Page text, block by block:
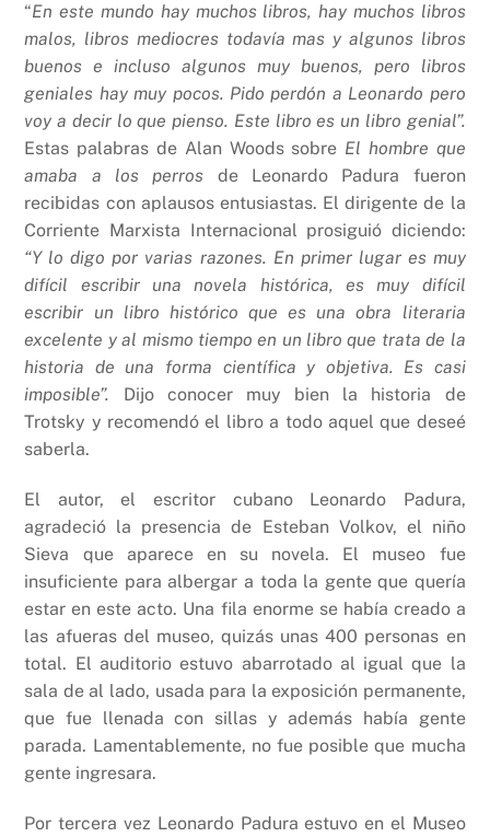
“En este mundo hay muchos libros, hay muchos libros
malos, libros mediocres todavía mas y algunos libros
buenos e incluso algunos muy buenos, pero libros
geniales hay muy pocos. Pido perdón a Leonardo pero
voy a decir lo que pienso. Este libro es un libro genial”.
Estas palabras de Alan Woods sobre El hombre que
amaba a los perros de Leonardo Padura fueron
recibidas con aplausos entusiastas. El dirigente de la
Corriente Marxista Internacional prosiguió diciendo:
“Y lo digo por varias razones. En primer lugar es muy
difícil escribir una novela histórica, es muy difícil
escribir un libro histórico que es una obra literaria
excelente y al mismo tiempo en un libro que trata de la
historia de una forma científica y objetiva. Es casi
imposible”. Dijo conocer muy bien la historia de
Trotsky y recomendó el libro a todo aquel que deseé
saberla.
El autor, el escritor cubano Leonardo Padura,
agradeció la presencia de Esteban Volkov, el niño
Sieva que aparece en su novela. El museo fue
insuficiente para albergar a toda la gente que quería
estar en este acto. Una fila enorme se había creado a
las afueras del museo, quizás unas 400 personas en
total. El auditorio estuvo abarrotado al igual que la
sala de al lado, usada para la exposición permanente,
que fue llenada con sillas y además había gente
parada. Lamentablemente, no fue posible que mucha
gente ingresara.
Por tercera vez Leonardo Padura estuvo en el Museo